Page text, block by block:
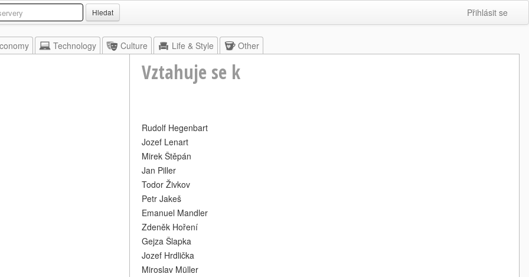
Hledat Přihlásit se
Technology Culture Life & Style Other
Vztahuje se k
Rudolf Hegenbart
Jozef Lenart
Mirek Štěpán
Jan Piller
Todor Živkov
Petr Jakeš
Emanuel Mandler
Zdeněk Hoření
Gejza Šlapka
Jozef Hrdlička
Miroslav Müller